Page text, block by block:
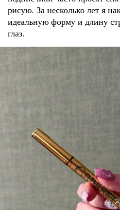
рисую. За несколько лет я
идеальную форму и длину
глаз.